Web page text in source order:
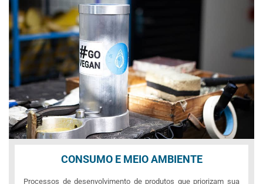
CONSUMO E MEIO AMBIENTE
Processos de desenvolvimento de produtos que priorizam sua